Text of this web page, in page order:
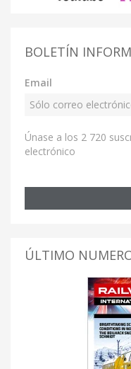
BOLETÍN
Email
Únase a los 2 720
electrónico
ÚLTIMO